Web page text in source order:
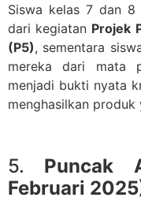
Siswa kelas 7 dan 8
dari kegiatan Projek
(P5), sementara
mereka dari mata
menjadi bukti nyata
menghasilkan produk
5. Puncak
Februari